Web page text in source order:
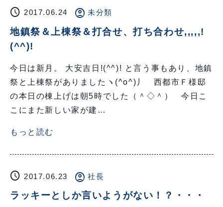
schedule 2017.06.24 account_circle 未分類
地鎮祭＆上棟祭＆打合せ、打ち合わせ,,,,,!
(^^)!
今日は新月。 大安吉日!(^^)! と言う事もあり、地鎮
祭と上棟祭がありましたヽ(^o^)丿 西都市Ｆ様邸
の本日の棟上げは朝5時でした（＾◇＾） 今日こ
こにまた新しい家が建…
もっと読む
schedule 2017.06.23 account_circle 社長
ラッキーとしか言いようがない！？・・・